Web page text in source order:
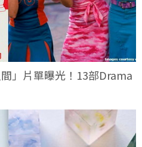
」片單曝光！13部Drama